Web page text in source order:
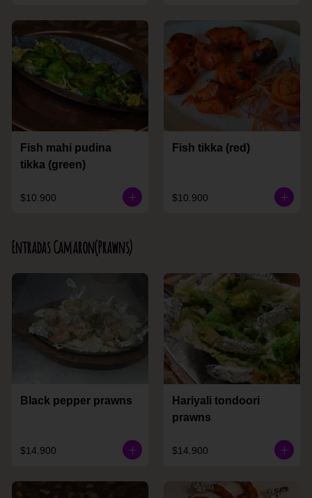
Fish mahi pudina
tikka (green)
$10.900
Fish tikka (red)
$10.900
Entradas Camaron(Prawns)
Black pepper prawns
$14.900
Hariyali tondoori
prawns
$14.900